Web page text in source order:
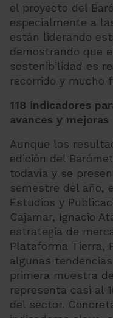
el proyecto del
especialmente a
están liderando
demostrando que
sostenibilidad es
recorrido y mucho
118 indicadores
avances y mejoras
Aunque los
edición del
todavía y se
semestre del año,
Estudios y
Cajamar, Ignacio
estrategia de
Plataforma Tierra,
algunas
primera muestra
representa casi al
del sector.